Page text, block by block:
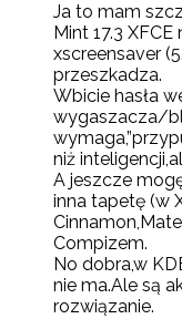
Ja to mam
Mint 17.3
xscreensaver
przeszkadza.
Wbicie hasła
wygaszacza/
niż
A jeszcze
inna tapetę (w
Compizem.
No dobra,w
nie ma.Ale są
rozwiązanie.